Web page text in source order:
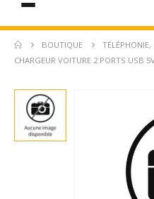
BOUTIQUE TÉLÉPHONIE,
CHARGEUR VOITURE 2 PORTS USB